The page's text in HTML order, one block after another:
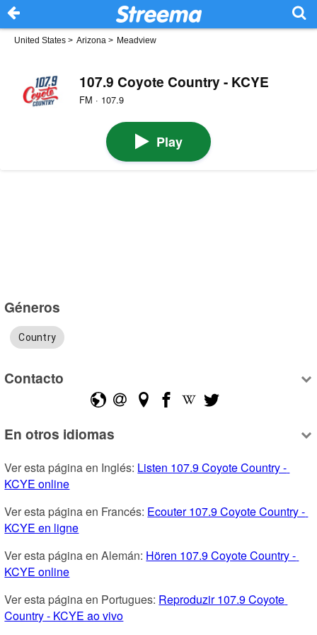
United States > Arizona > Meadview
107.9 Coyote Country - KCYE
FM · 107.9
Play
Géneros
Country
Contacto
En otros idiomas
Ver esta página en Inglés: Listen 107.9 Coyote Country -
KCYE online
Ver esta página en Francés: Ecouter 107.9 Coyote Country -
KCYE en ligne
Ver esta página en Alemán: Hören 107.9 Coyote Country -
KCYE online
Ver esta página en Portugues: Reproduzir 107.9 Coyote
Country - KCYE ao vivo